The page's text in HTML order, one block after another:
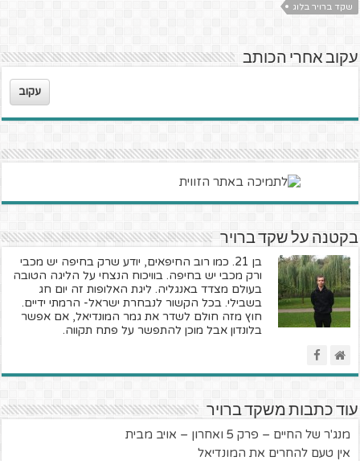
שקד ברויר בלוג
עקוב אחרי הכותב
עקוב
בקטנה על שקד ברויר
בן 21. כמו רוב החיפאים, יודע שרק בחיפה יש מכבי
ורק מכבי יש בחיפה. בוויכוח הנצחי על הליגה הטובה
בעולם מצדד באנגליה. ליגת האלופות זה יום חג
בשבילי. בכל הקשור לנבחרת ישראל- הרמתי ידיים.
חוץ מזה חולם לשדר את גמר המונדיאל, אם אפשר
בלונדון אבל מוכן להתפשר על פתח תקווה.
עוד כתבות משקד ברויר
מנג'ר של החיים – פרק 5 ואחרון – אויב מבית
אין טעם להחרים את המונדיאל